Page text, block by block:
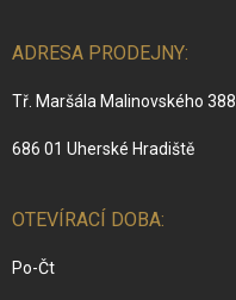
ADRESA PRODEJNY:
Tř. Maršála Malinovského 388
686 01 Uherské Hradiště
OTEVÍRACÍ DOBA:
Po-Čt